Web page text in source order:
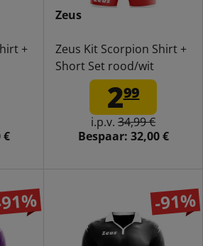
+
€
Zeus
Zeus Kit Scorpion Shirt +
Short Set rood/wit
299
i.p.v. 34,99 €
Bespaar: 32,00 €
-91%